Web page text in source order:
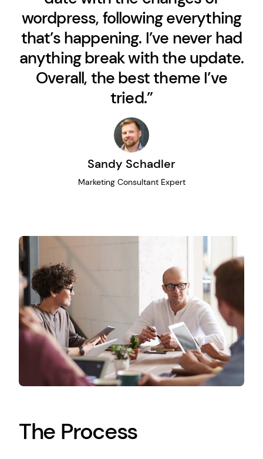
wordpress, following everything
that’s happening. I’ve never had
anything break with the update.
Overall, the best theme I’ve
tried.”
Sandy Schadler
Marketing Consultant Expert
The Process